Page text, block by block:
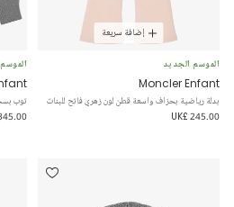
إضافة سريعة
الموسم الجديد
Moncler Enfant
بدلة رياضية بحزاف واسعة قطن لون زهري فاتح للبنات
UK£ 245.00
توب